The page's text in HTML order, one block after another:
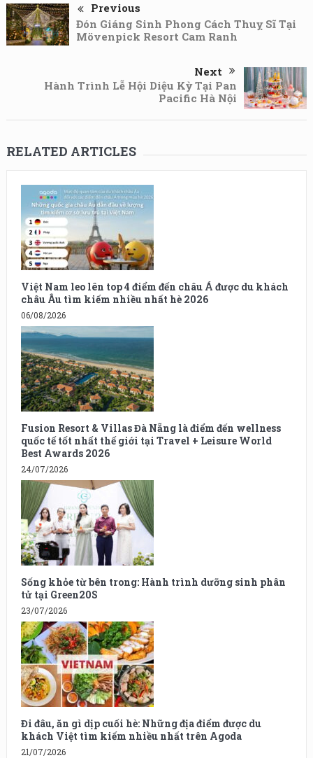
Previous
Đón Giáng Sinh Phong Cách Thuỵ Sĩ Tại
Mövenpick Resort Cam Ranh
Next
Hành Trình Lễ Hội Diệu Kỳ Tại Pan
Pacific Hà Nội
RELATED ARTICLES
Việt Nam leo lên top 4 điểm đến châu Á được du khách
châu Âu tìm kiếm nhiều nhất hè 2026
06/08/2026
Fusion Resort & Villas Đà Nẵng là điểm đến wellness
quốc tế tốt nhất thế giới tại Travel + Leisure World
Best Awards 2026
24/07/2026
Sống khỏe từ bên trong: Hành trình dưỡng sinh phân
tử tại Green20S
23/07/2026
Đi đâu, ăn gì dịp cuối hè: Những địa điểm được du
khách Việt tìm kiếm nhiều nhất trên Agoda
21/07/2026